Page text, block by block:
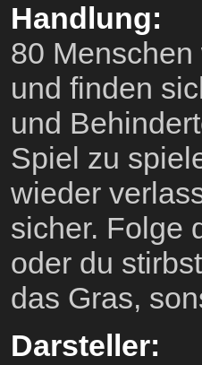
Handlung:
80
und finden
und
Spiel zu
wieder
sicher. Folge
oder du
das Gras,
Darsteller: